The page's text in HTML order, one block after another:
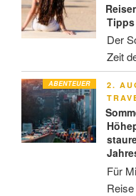
Der
Zeit
ABENTEUER
AM
2.
Für